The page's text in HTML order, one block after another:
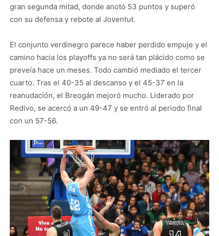
gran segunda mitad, donde anotó 53 puntos y superó
con su defensa y rebote al Joventut.
El conjunto verdinegro parece haber perdido empuje y el
camino hacia los playoffs ya no será tan plácido como se
preveía hace un meses. Todo cambió mediado el tercer
cuarto. Tras el 40-35 al descanso y el 45-37 en la
reanudación, el Breogán mejoró mucho. Liderado por
Redivo, se acercó a un 49-47 y se entró al periodo final
con un 57-56.